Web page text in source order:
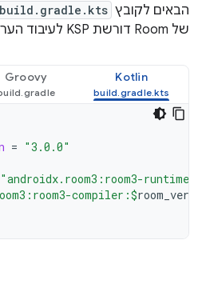
הבאים לקובץ build.gradle.kts
של Room דורשת KSP לעיבוד הערות.
Kotlin
Groovy
= "3.0.0"
"androidx.room3:room3-runtime:
compiler:$